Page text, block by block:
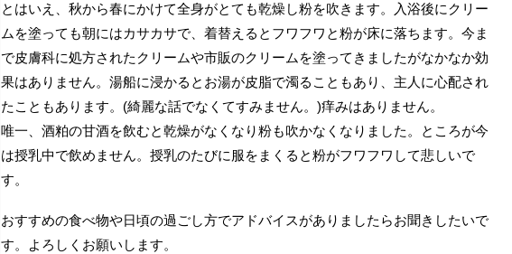
とはいえ、秋から春にかけて全身がとても乾燥し粉を吹きます。入浴後にクリー
ムを塗っても朝にはカサカサで、着替えるとフワフワと粉が床に落ちます。今ま
で皮膚科に処方されたクリームや市販のクリームを塗ってきましたがなかなか効
果はありません。湯船に浸かるとお湯が皮脂で濁ることもあり、主人に心配され
たこともあります。(綺麗な話でなくてすみません。)痒みはありません。
唯一、酒粕の甘酒を飲むと乾燥がなくなり粉も吹かなくなりました。ところが今
は授乳中で飲めません。授乳のたびに服をまくると粉がフワフワして悲しいで
す。
おすすめの食べ物や日頃の過ごし方でアドバイスがありましたらお聞きしたいで
す。よろしくお願いします。